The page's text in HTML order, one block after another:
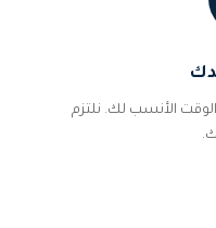
الأنسب لك. نلتزم